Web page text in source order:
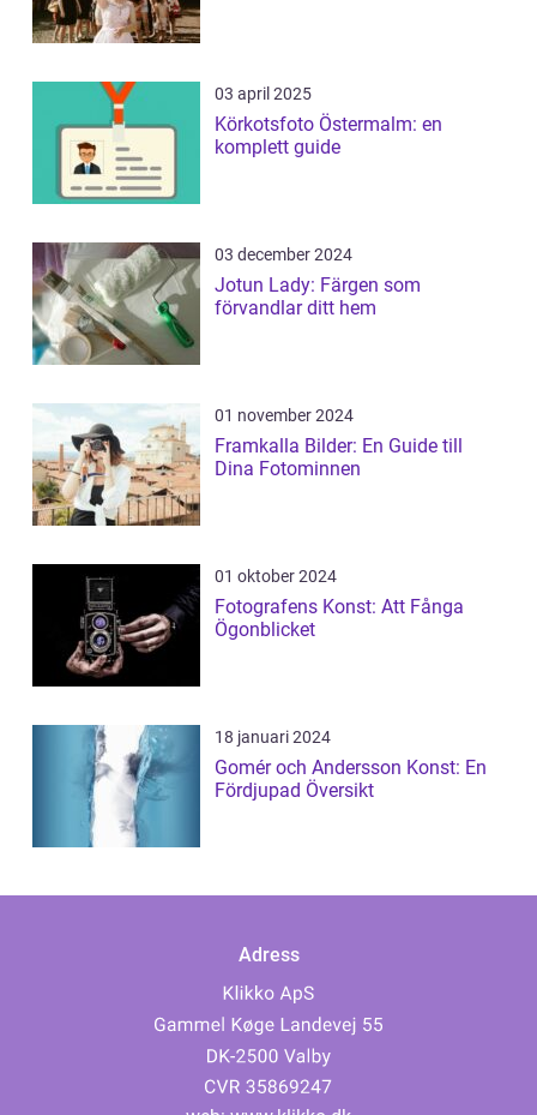
03 april 2025
Körkotsfoto Östermalm: en
komplett guide
03 december 2024
Jotun Lady: Färgen som
förvandlar ditt hem
01 november 2024
Framkalla Bilder: En Guide till
Dina Fotominnen
01 oktober 2024
Fotografens Konst: Att Fånga
Ögonblicket
18 januari 2024
Gomér och Andersson Konst: En
Fördjupad Översikt
Adress